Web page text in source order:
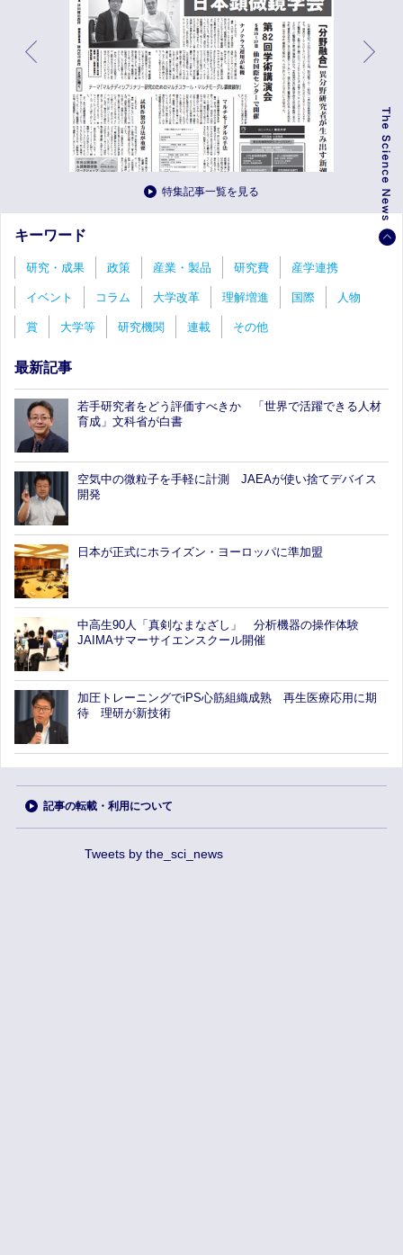
特集記事一覧を見る
キーワード
研究・成果 政策 産業・製品 研究費 産学連携
イベント コラム 大学改革 理解増進 国際 人物
賞 大学等 研究機関 連載 その他
最新記事
若手研究者をどう評価すべきか 「世界で活躍できる人材
育成」文科省が白書
空気中の微粒子を手軽に計測 JAEAが使い捨てデバイス
開発
日本が正式にホライズン・ヨーロッパに準加盟
中高生90人「真剣なまなざし」 分析機器の操作体験
JAIMAサマーサイエンスクール開催
加圧トレーニングでiPS心筋組織成熟 再生医療応用に期
待 理研が新技術
記事の転載・利用について
Tweets by the_sci_news